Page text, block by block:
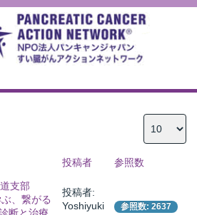
投稿者 参照数
支部
、繋がる
投稿者:
Yoshiyuki
参照数: 2637